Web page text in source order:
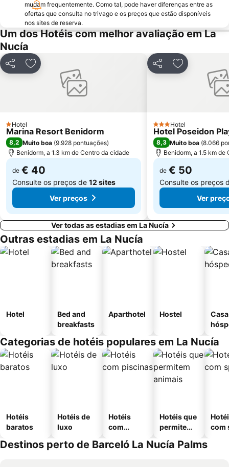
Estación de Autobuses de Alicante
Ermita de Sanz
Parc d'Elx
Campoamor
Casino Mediterráneo
Guardamar
Cala Mal Pas
Puerto de Jávea
Plaza de Toros de Alicante
Gandía
Arenals del Sol
Terra Natura
Estación de tren FGV
mudam frequentemente. Como tal, pode haver diferenças entre as
ofertas que consulta no trivago e os preços que estão disponíveis
nos sites de reserva.
Um dos Hotéis com melhor avaliação em La
Nucía
PartilharAdicionar aos favoritos
1 Estrelas
Hotel
Marina Resort Benidorm
8,2 Muito boa (9.928 pontuações)
Benidorm, a 1.3 km de Centro da cidade
de € 40
Consulte os preços de 12 sites
Ver preços
PartilharAdicionar
3 Estrelas
Hotel
Hotel Poseidon
8,3 Muito boa (8.066
Benidorm, a 1.5 km
de € 50
Consulte os preços
Ver
Ver todas as estadias em La Nucía
Outras estadias em La Nucía
Hotel
Bed and
breakfasts
Aparthotel Hostel
Categorias de hotéis populares em La Nucía
Hotéis
baratos
Hotéis de
luxo
Hotéis
com
Hotéis que
permitem
com
Destinos perto de Barceló La Nucía Palms